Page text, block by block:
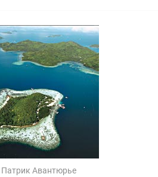
Патрик Авантюрье